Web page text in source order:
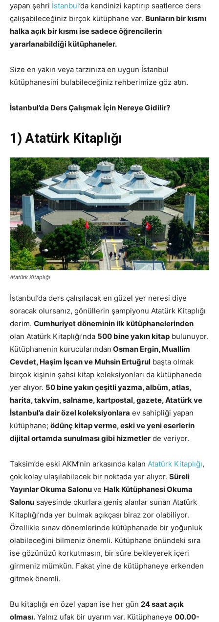
yapan şehri İstanbul’da kendinizi kaptırıp saatlerce ders
çalışabileceğiniz birçok kütüphane var. Bunların bir kısmı
halka açık bir kısmı ise sadece öğrencilerin
yararlanabildiği kütüphaneler.
Size en yakın veya tarzınıza en uygun İstanbul
kütüphanesini bulabileceğiniz rehberimize göz atın.
İstanbul’da Ders Çalışmak İçin Nereye Gidilir?
1) Atatürk Kitaplığı
Atatürk Kitaplığı
İstanbul’da ders çalışılacak en güzel yer neresi diye
soracak olursanız, gönüllerin şampiyonu Atatürk Kitaplığı
derim. Cumhuriyet döneminin ilk kütüphanelerinden
olan Atatürk Kitaplığı’nda 500 bine yakın kitap bulunuyor.
Kütüphanenin kurucularından Osman Ergin, Muallim
Cevdet, Haşim İşcan ve Muhsin Ertuğrul başta olmak
birçok kişinin şahsi kitap koleksiyonları da kütüphanede
yer alıyor. 50 bine yakın çeşitli yazma, albüm, atlas,
harita, takvim, salname, kartpostal, gazete, Atatürk ve
İstanbul’a dair özel koleksiyonlara ev sahipliği yapan
kütüphane; ödünç kitap verme, eski ve yeni eserlerin
dijital ortamda sunulması gibi hizmetler de veriyor.
Taksim’de eski AKM’nin arkasında kalan Atatürk Kitaplığı,
çok kolay ulaşılabilecek bir noktada yer alıyor. Süreli
Yayınlar Okuma Salonuve Halk Kütüphanesi Okuma
Salonu sayesinde okurlara geniş alanlar sunan Atatürk
Kitaplığı’nda yer bulmak açıkçası biraz zor olabiliyor.
Özellikle sınav dönemlerinde kütüphanede bir yoğunluk
olabileceğini bilmeniz önemli. Kütüphane önündeki sıra
ise gözünüzü korkutmasın, bir süre bekleyerek içeri
girmeniz mümkün. Fakat yine de kütüphaneye erkenden
gitmek önemli.
Bu kitaplığı en özel yapan ise her gün 24 saat açık
olması. Yalnız ufak bir uyarım var. Kütüphaneye 00.00-